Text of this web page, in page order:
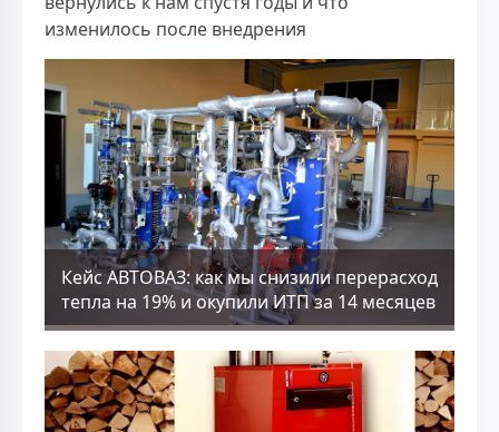
изменилось после внедрения
Кейс АВТОВАЗ: как мы снизили перерасход
тепла на 19% и окупили ИТП за 14 месяцев